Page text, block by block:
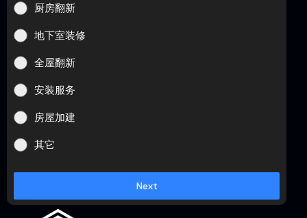
厨房翻新
地下室装修
全屋翻新
安装服务
房屋加建
其它
Next